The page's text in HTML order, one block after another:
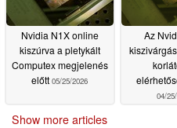
Nvidia N1X online
kiszúrva a pletykált
Computex megjelenés
előtt 05/25/2026
Az
04/
Show more articles